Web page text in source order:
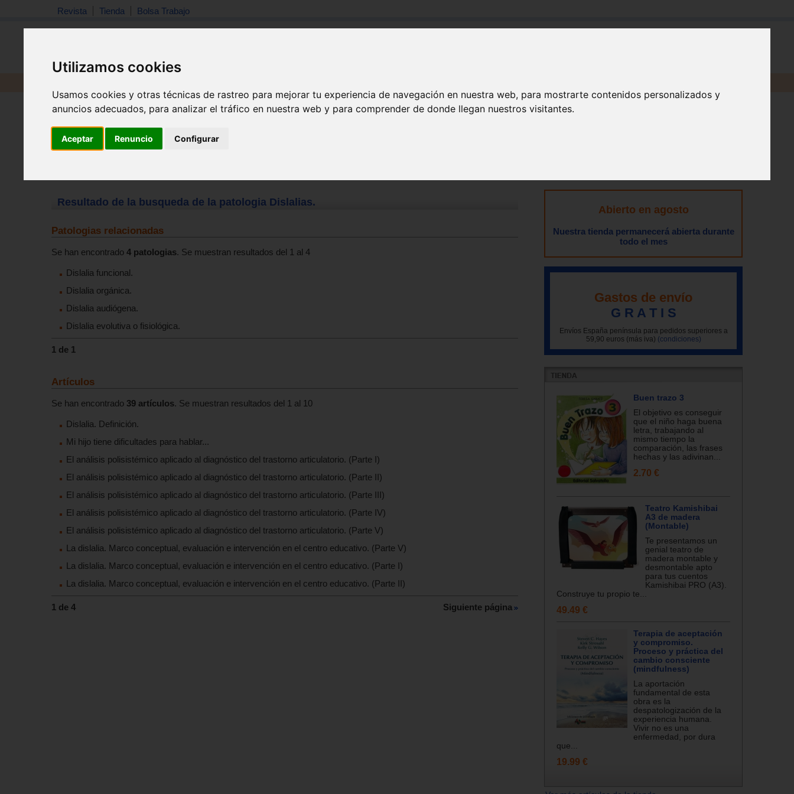
Utilizamos cookies
Usamos cookies y otras técnicas de rastreo para mejorar tu experiencia de navegación en nuestra web, para mostrarte contenidos personalizados y
anuncios adecuados, para analizar el tráfico en nuestra web y para comprender de donde llegan nuestros visitantes.
Aceptar Renuncio Configurar
Revista Tienda Bolsa Trabajo
Resultado de la busqueda de la patologia Dislalias.
Patologias relacionadas
Se han encontrado 4 patologias. Se muestran resultados del 1 al 4
Dislalia funcional.
Dislalia orgánica.
Dislalia audiógena.
Dislalia evolutiva o fisiológica.
1 de 1
Artículos
Se han encontrado 39 artículos. Se muestran resultados del 1 al 10
Dislalia. Definición.
Mi hijo tiene dificultades para hablar...
El análisis polisistémico aplicado al diagnóstico del trastorno articulatorio. (Parte I)
El análisis polisistémico aplicado al diagnóstico del trastorno articulatorio. (Parte II)
El análisis polisistémico aplicado al diagnóstico del trastorno articulatorio. (Parte III)
El análisis polisistémico aplicado al diagnóstico del trastorno articulatorio. (Parte IV)
El análisis polisistémico aplicado al diagnóstico del trastorno articulatorio. (Parte V)
La dislalia. Marco conceptual, evaluación e intervención en el centro educativo. (Parte V)
La dislalia. Marco conceptual, evaluación e intervención en el centro educativo. (Parte I)
La dislalia. Marco conceptual, evaluación e intervención en el centro educativo. (Parte II)
1 de 4 Siguiente página
Abierto en agosto
Nuestra tienda permanecerá abierta durante
todo el mes
Gastos de envío
G R A T I S
Envíos España península para pedidos superiores a
59,90 euros (más iva) (condiciones)
Buen trazo 3
El objetivo es conseguir
que el niño haga buena
letra, trabajando al
mismo tiempo la
comparación, las frases
hechas y las adivinan...
2.70 €
Teatro Kamishibai
A3 de madera
(Montable)
Te presentamos un
genial teatro de
madera montable y
desmontable apto
para tus cuentos
Kamishibai PRO (A3).
Construye tu propio te...
49.49 €
Terapia de aceptación
y compromiso.
Proceso y práctica del
cambio consciente
(mindfulness)
La aportación
fundamental de esta
obra es la
despatologización de la
experiencia humana.
Vivir no es una
enfermedad, por dura
que...
19.99 €